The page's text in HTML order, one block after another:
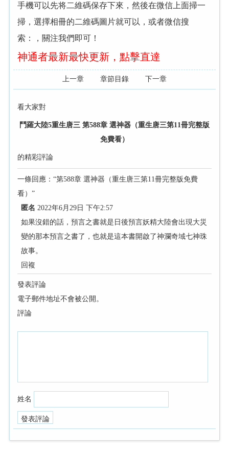
手機可以先将二維碼保存下來，然後在微信上面掃一
掃，選擇相冊的二維碼圖片就可以，或者微信搜
索：
，關注我們即可！
神通者最新最快更新，點擊直達
上一章 章節目錄 下一章
看大家對
鬥羅大陸5重生唐三 第588章 選神器（重生唐三第11冊完整版
免費看）
的精彩評論
一條回應：“第588章 選神器（重生唐三第11冊完整版免費
看）”
匿名 2022年6月29日 下午2:57
如果沒錯的話，預言之書就是日後預言妖精大陸會出現大災
變的那本預言之書了，也就是這本書開啟了神瀾奇域七神珠
故事。
回複
發表評論
電子郵件地址不會被公開。
評論
姓名